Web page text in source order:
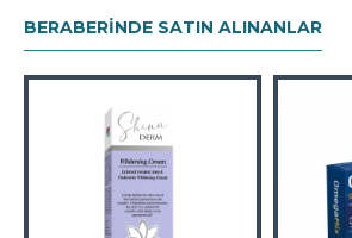
BERABERINDE SATIN ALINANLAR